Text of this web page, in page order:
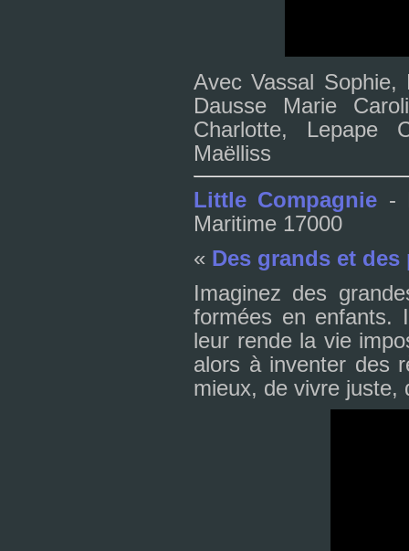
Avec Vassal Sophie,
Dausse Marie
Charlotte, Lepape
Maëlliss
Little Compagnie -
Maritime 17000
« Des grands et des
Imaginez des
for­mées en enfants.
leur rende la vie
alors à inven­ter des
mieux, de vivre juste,